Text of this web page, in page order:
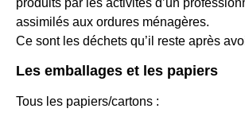
produits par les activités d’un
assimilés aux ordures ménagères.
Ce sont les déchets qu’il reste après
Les emballages et les papiers
Tous les papiers/cartons :